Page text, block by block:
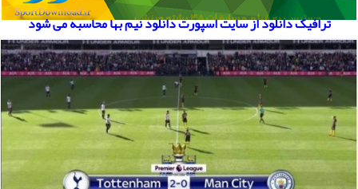
ترافیک دانلود از سایت اسپورت دانلود نیم بها محاسبه می شود